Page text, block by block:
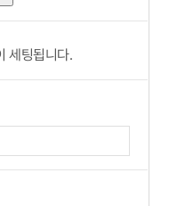
세팅됩니다.